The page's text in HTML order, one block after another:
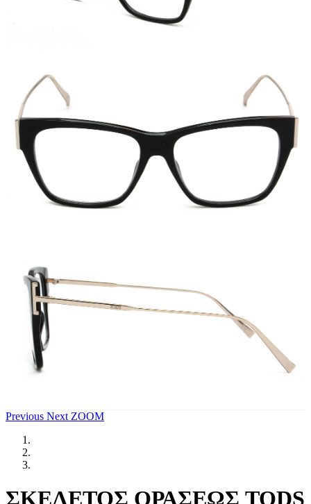
Previous Next ZOOM
ΣΚΕΛΕΤΟΣ ΟΡΑΣΕΩΣ TODS